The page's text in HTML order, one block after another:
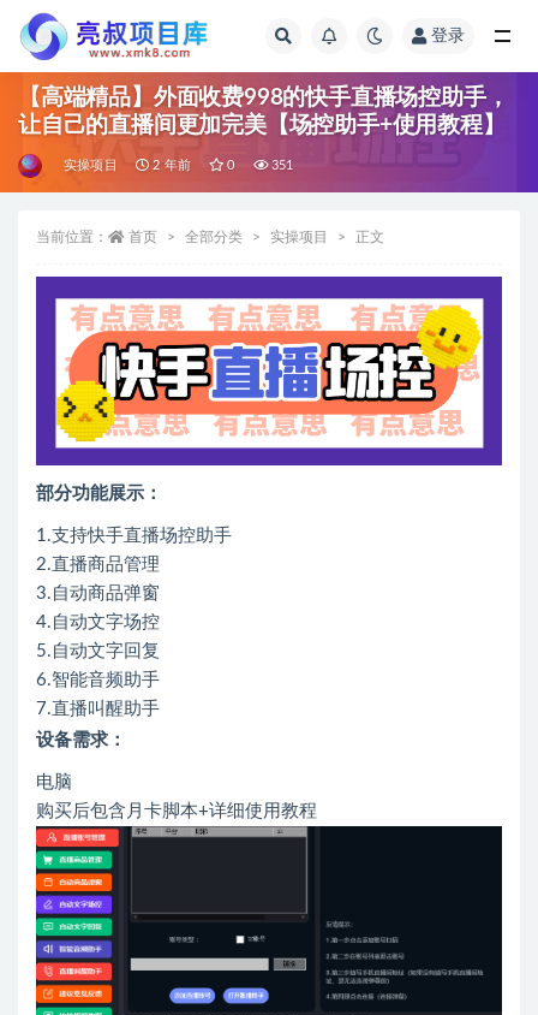
登录
【高端精品】外面收费998的快手直播场控助手，
让自己的直播间更加完美【场控助手+使用教程】
实操项目 2 年前 0 351
当前位置： 首页 全部分类 实操项目 正文
部分功能展示：
1.支持快手直播场控助手
2.直播商品管理
3.自动商品弹窗
4.自动文字场控
5.自动文字回复
6.智能音频助手
7.直播叫醒助手
设备需求：
电脑
购买后包含月卡脚本+详细使用教程